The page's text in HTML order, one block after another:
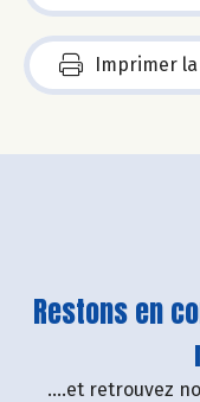
Imprimer
Restons en
....et retrouvez